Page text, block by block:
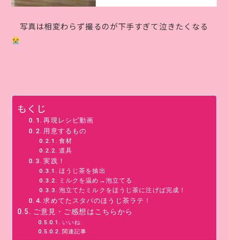
写真は相変わらず撮るのが下手すぎて泣きたくなる
もくじ
再現レシピ動画
用意するもの
食材
道具
実践！
ほうじ茶を抽出
ミルクを温め→泡立てる
泡立てたミルクをほうじ茶に注げば完成！
求めてたスタバのほうじ茶ラテ！
ご意見・ご感想はこちらから
いいね:
関連記事